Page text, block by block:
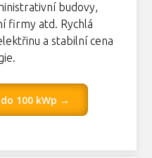
budovy,
firmy atd. Rychlá
a stabilní cena
100 kWp →